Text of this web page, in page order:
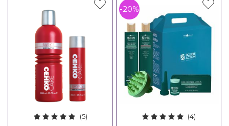
(5)
-20%
(4)